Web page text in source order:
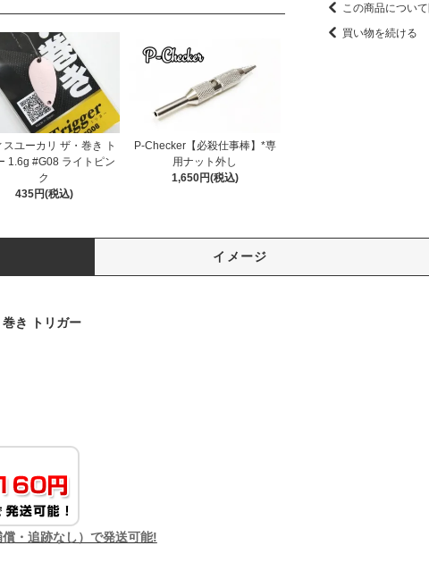
スユーカリ ザ・巻き ト
1.6g #G08 ライトピン
ク
435円(税込)
P-Checker【必殺仕事棒】*専
用ナット外し
1,650円(税込)
この商品につい
買い物を続ける
イメージ
巻き トリガー
・追跡なし）で発送可能!